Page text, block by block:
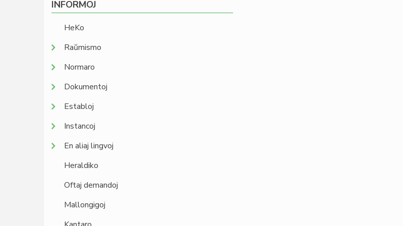
INFORMOJ
HeKo
Raŭmismo
Normaro
Dokumentoj
Establoj
Instancoj
En aliaj lingvoj
Heraldiko
Oftaj demandoj
Mallongigoj